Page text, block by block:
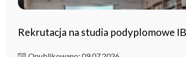
Rekrutacja na studia podyplomowe